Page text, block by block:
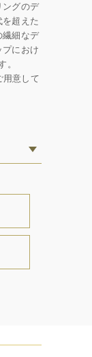
ングのデ
超えた
繊細なデ
におけ
意して
ン